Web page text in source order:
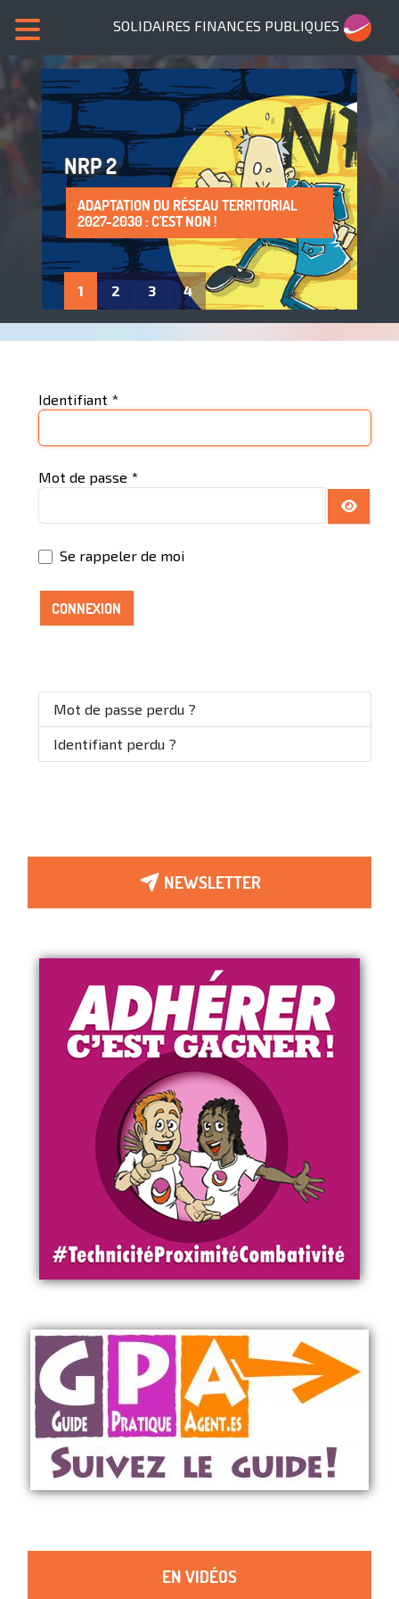
SOLIDAIRES FINANCES PUBLIQUES
NRP 2
ADAPTATION DU RÉSEAU TERRITORIAL
2027-2030 : C'EST NON !
SANS NOUS, PLUS DE SERVICES PUBLICS !
LA PROTECTION DE LA SANTÉ AU TRAVAIL
: UN DROIT À FAIRE VIVRE !
ADHÈRE À SOLIDAIRES FINANCES
PUBLIQUES
1 2 3 4
Identifiant *
Mot de passe *
Se rappeler de moi
CONNEXION
Mot de passe perdu ?
Identifiant perdu ?
NEWSLETTER
EN VIDÉOS